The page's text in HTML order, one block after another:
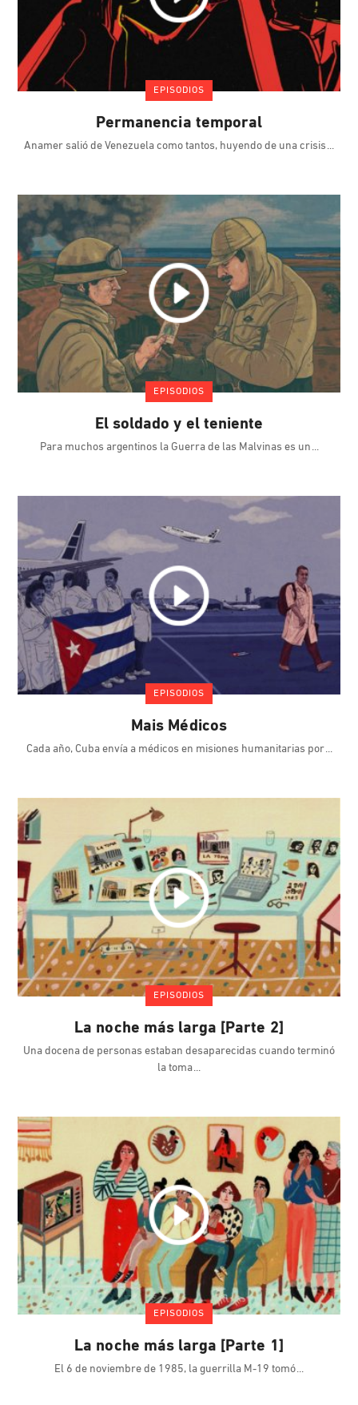
EPISODIOS
Permanencia temporal
Anamer salió de Venezuela como tantos, huyendo de una crisis
EPISODIOS
El soldado y el teniente
Para muchos argentinos la Guerra de las Malvinas es un
EPISODIOS
Mais Médicos
Cada año, Cuba envía a médicos en misiones humanitarias por
EPISODIOS
La noche más larga [Parte 2]
Una docena de personas estaban desaparecidas cuando terminó
la toma
EPISODIOS
La noche más larga [Parte 1]
El 6 de noviembre de 1985, la guerrilla M-19 tomó